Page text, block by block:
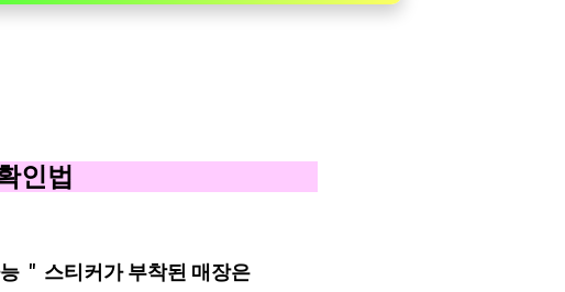
티커 확인법
" 스티커가 부착된 매장은